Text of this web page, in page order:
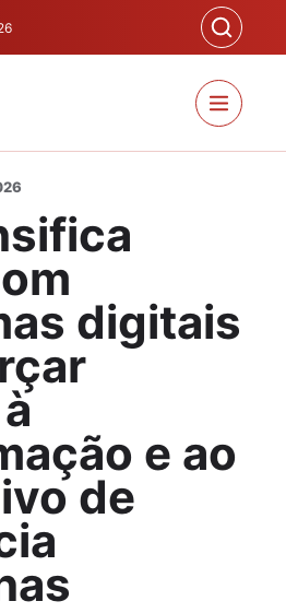
digitais
e ao
de